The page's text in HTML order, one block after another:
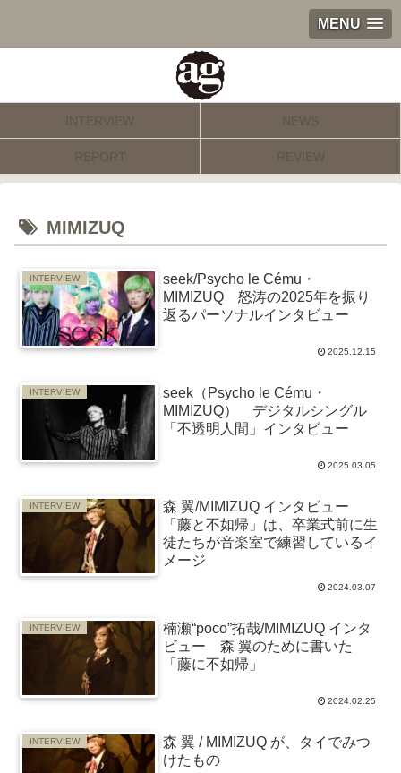
MENU
INTERVIEW NEWS
REPORT REVIEW
MIMIZUQ
INTERVIEW
seek/Psycho le Cému・
MIMIZUQ 怒涛の2025年を振り
返るパーソナルインタビュー
2025.12.15
INTERVIEW
seek（Psycho le Cému・
MIMIZUQ） デジタルシングル
「不透明人間」インタビュー
2025.03.05
INTERVIEW
森 翼/MIMIZUQ インタビュー
「藤と不如帰」は、卒業式前に生
徒たちが音楽室で練習しているイ
メージ
2024.03.07
INTERVIEW
楠瀬“poco”拓哉/MIMIZUQ インタ
ビュー 森 翼のために書いた
「藤に不如帰」
2024.02.25
INTERVIEW
森 翼 / MIMIZUQ が、タイでみつ
けたもの